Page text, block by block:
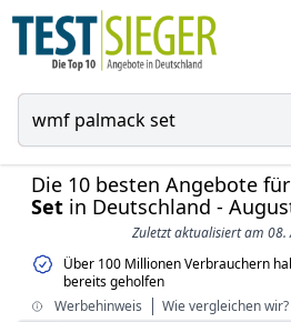
Die 10 besten Angebote für
Set in Deutschland -
Zuletzt aktualisiert am 08.
Über 100 Millionen Verbrauchern
bereits geholfen
Werbehinweis
Wie vergleichen wir?